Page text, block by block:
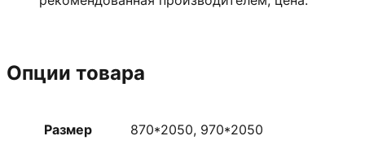
Опции товара
Размер 870*2050, 970*2050